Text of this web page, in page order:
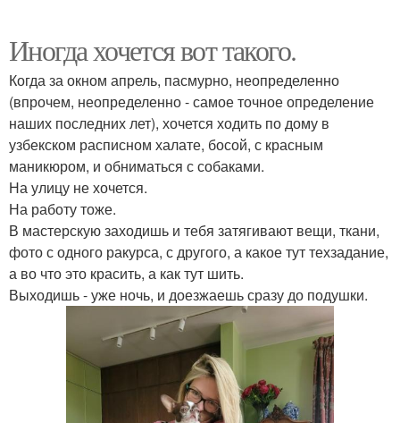
Иногда хочется вот такого.
Когда за окном апрель, пасмурно, неопределенно
(впрочем, неопределенно - самое точное определение
наших последних лет), хочется ходить по дому в
узбекском расписном халате, босой, с красным
маникюром, и обниматься с собаками.
На улицу не хочется.
На работу тоже.
В мастерскую заходишь и тебя затягивают вещи, ткани,
фото с одного ракурса, с другого, а какое тут техзадание,
а во что это красить, а как тут шить.
Выходишь - уже ночь, и доезжаешь сразу до подушки.